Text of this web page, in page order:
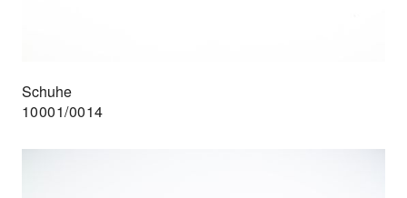
Schuhe
10001/0014